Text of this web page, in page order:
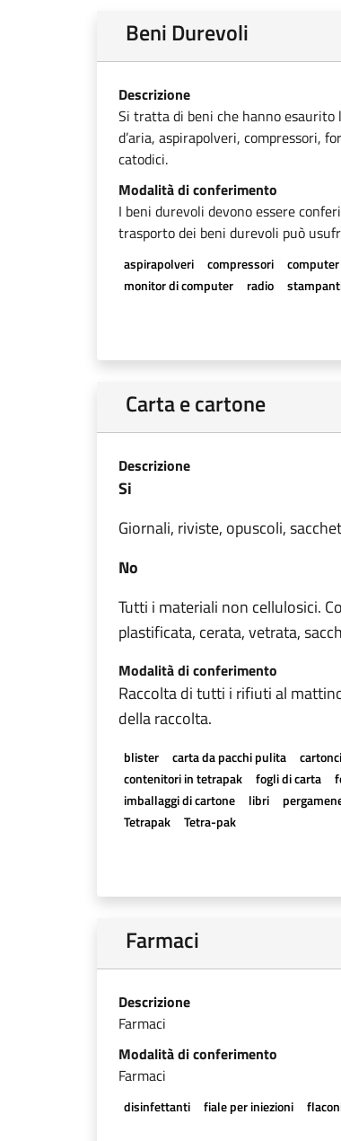
Beni Durevoli
Descrizione
Si tratta di beni che hanno
d’aria, aspirapolveri, compressori,
catodici.
Modalità di conferimento
I beni durevoli devono essere
trasporto dei beni durevoli può
aspirapolveri compressori computer
monitor di computer
radio
Carta e cartone
Descrizione
Si
Giornali, riviste, opuscoli,
No
Tutti i materiali non cellulosici.
plastificata, cerata, vetrata,
Modalità di conferimento
Raccolta di tutti i rifiuti al
della raccolta.
blister carta da pacchi pulita
contenitori in tetrapak
fogli di carta
imballaggi di cartone
libri
Tetrapak
Tetra-pak
Farmaci
Descrizione
Farmaci
Modalità di conferimento
Farmaci
disinfettanti fiale per iniezioni